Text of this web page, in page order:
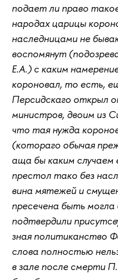
подает ли право
народах царицы
наследницами не
воспомянут
Е.А.) с каким
короновал, то есть,
Персидскаго открыл
министров, двоим из
что тая нужда
(котораго обычая
аща бы каким случаем
престол тако без
вина мятежей и
пресечена быть
подтвердили
зная политиканство
слова полностью
в зале после смерти